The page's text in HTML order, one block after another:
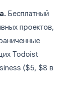
Бесплатный
проектов,
Todoist
($5, $8 в